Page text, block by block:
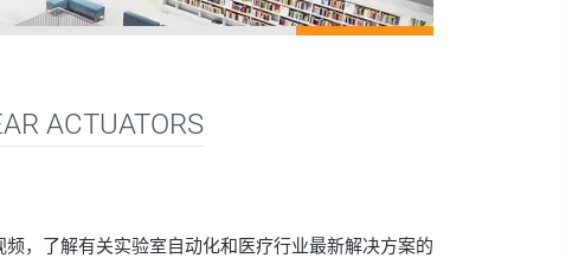
ACTUATORS
频，了解有关实验室自动化和医疗行业最新解决方案的